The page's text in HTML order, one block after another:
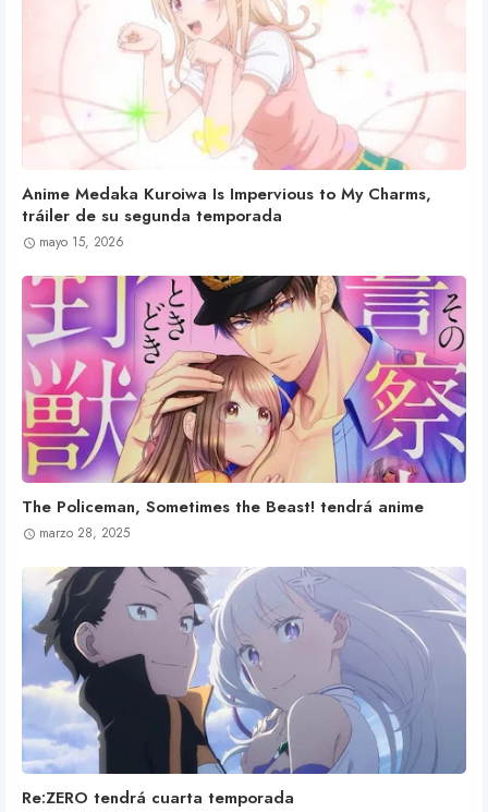
Anime Medaka Kuroiwa Is Impervious to My Charms,
tráiler de su segunda temporada
mayo 15, 2026
The Policeman, Sometimes the Beast! tendrá anime
marzo 28, 2025
Re:ZERO tendrá cuarta temporada